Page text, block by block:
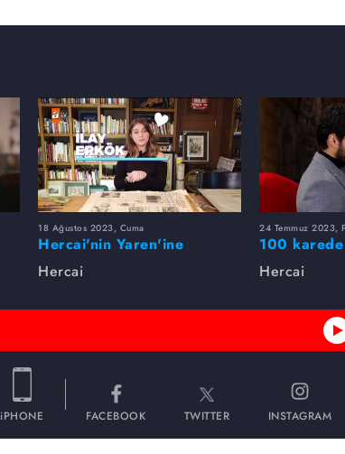
18 Ağustos 2023, Cuma
Hercai'nin Yaren'ine
sorduk, hakkında merak
Hercai
24 Temmuz 2023,
100
Hercai
iPHONE FACEBOOK TWITTER INSTAGRAM